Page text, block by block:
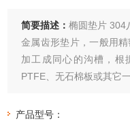
简要描述：椭圆垫片 304
金属齿形垫片，一般用
加工成同心的沟槽，根
PTFE、无石棉板或其它
产品型号：